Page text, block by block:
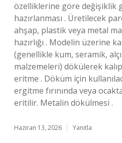
özelliklerine göre değişiklik
hazırlanması . Üretilecek
ahşap, plastik veya metal
hazırlığı . Modelin üzerine
(genellikle kum, seramik,
malzemeleri) dökülerek
eritme . Döküm için
ergitme fırınında veya
eritilir. Metalin dökülmesi .
Haziran 13, 2026 Yanıtla